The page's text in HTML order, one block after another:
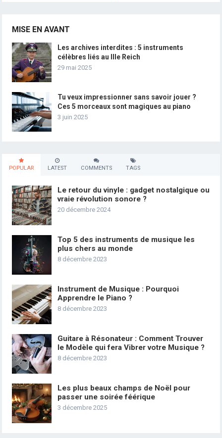
MISE EN AVANT
Les archives interdites : 5 instruments
célèbres liés au IIIe Reich
29 mai 2025
Tu veux impressionner sans savoir jouer ?
Ces 5 morceaux sont magiques au piano
3 juin 2025
POPULAR LATEST COMMENTS TAGS
Le retour du vinyle : gadget nostalgique ou
vraie révolution sonore ?
20 décembre 2024
Top 5 des instruments de musique les
plus chers au monde
8 décembre 2023
Instrument de Musique : Pourquoi
Apprendre le Piano ?
8 décembre 2023
Guitare à Résonateur : Comment Trouver
le Modèle qui fera Vibrer votre Musique ?
8 décembre 2023
Les plus beaux champs de Noël pour
passer une soirée féérique
3 décembre 2025